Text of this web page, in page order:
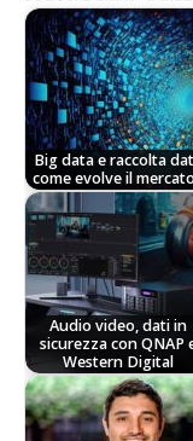
Big data e raccolta
come evolve il
Audio video, dati in
sicurezza con QNAP
Western Digital